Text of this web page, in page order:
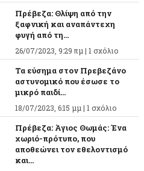
Πρέβεζα: Θλίψη από την
ξαφνική και αναπάντεχη
φυγή από τη...
26/07/2023, 9:29 πμ | 1 σχόλιο
Τα εύσημα στον Πρεβεζάνο
αστυνομικό που έσωσε το
μικρό παιδί...
18/07/2023, 6:15 μμ | 1 σχόλιο
Πρέβεζα: Άγιος Θωμάς: Ένα
χωριό-πρότυπο, που
αποθεώνει τον εθελοντισμό
και...